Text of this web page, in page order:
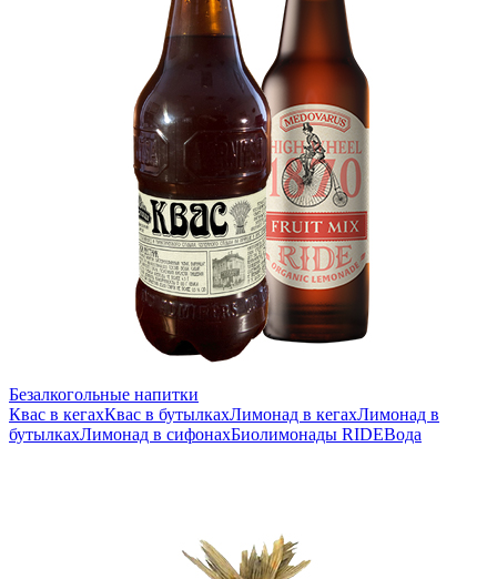
Безалкогольные напитки
Квас в кегахКвас в бутылкахЛимонад в кегахЛимонад в
бутылкахЛимонад в сифонахБиолимонады RIDEВода